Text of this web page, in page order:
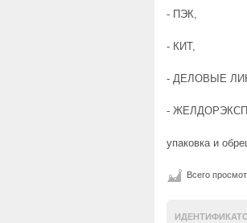
- ПЭК,
- КИТ,
- ДЕЛОВЫЕ
-
упаковка и
Всего